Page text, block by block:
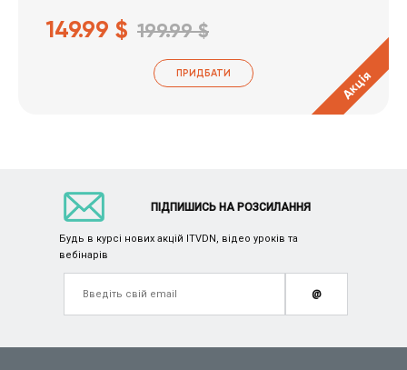
149.99 $ 199.99 $
ПРИДБАТИ Акція
ПІДПИШИСЬ НА РОЗСИЛАННЯ
Будь в курсі нових акцій ITVDN, відео уроків та
вебінарів
@